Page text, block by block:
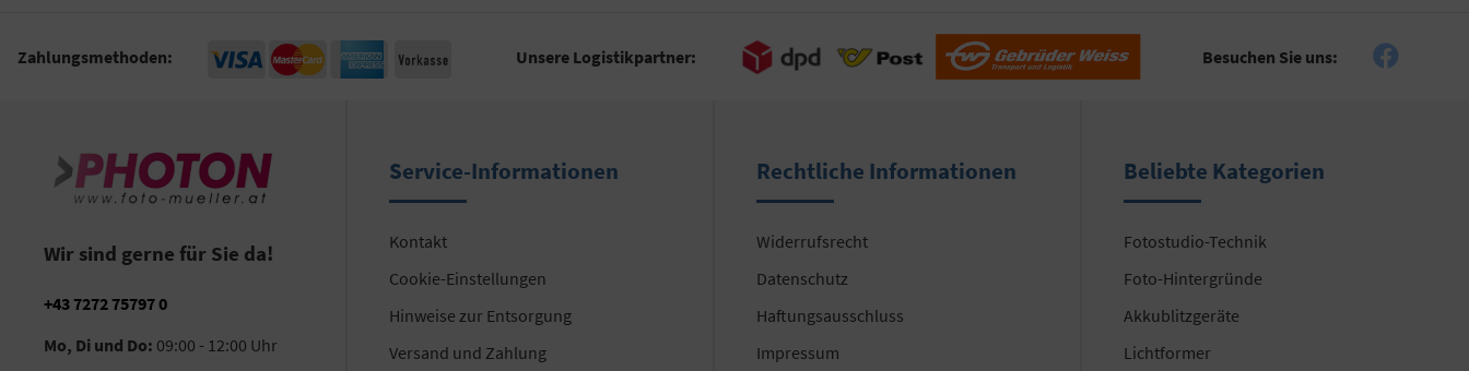
Zahlungsmethoden: Unsere Logistikpartner: Besuchen Sie uns:
Wir sind gerne für Sie da!
+43 7272 75797 0
Mo, Di und Do: 09:00 - 12:00 Uhr
Service-Informationen
Kontakt
Cookie-Einstellungen
Hinweise zur Entsorgung
Versand und Zahlung
Rechtliche Informationen
Widerrufsrecht
Datenschutz
Haftungsausschluss
Impressum
Beliebte Kategorien
Fotostudio-Technik
Foto-Hintergründe
Akkublitzgeräte
Lichtformer